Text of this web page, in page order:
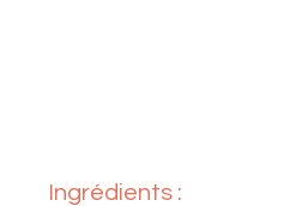
Ingrédients :